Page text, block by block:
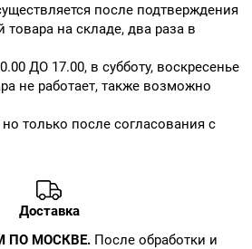
после подтверждения
товара на складе, два раза в
ДО 17.00, в субботу, воскресенье
не работает, также возможно
только после согласования с
Доставка
ПО МОСКВЕ. После обработки и